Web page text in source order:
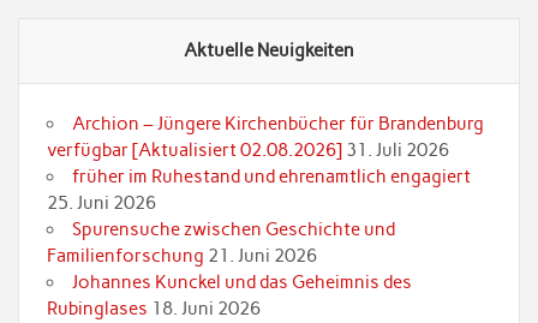
Aktuelle Neuigkeiten
Archion – Jüngere Kirchenbücher für Brandenburg
verfügbar [Aktualisiert 02.08.2026] 31. Juli 2026
früher im Ruhestand und ehrenamtlich engagiert
25. Juni 2026
Spurensuche zwischen Geschichte und
Familienforschung 21. Juni 2026
Johannes Kunckel und das Geheimnis des
Rubinglases 18. Juni 2026